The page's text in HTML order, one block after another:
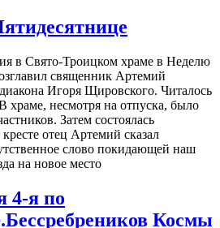
в Свято-Троицком храме в Неделю
священник Артемий
Игоря Щировского. Читалось
храме, несмотря на отпуска, было
Затем состоялась
отец Артемий сказал
слово покидающей наш
на новое место
4-я по
Космы